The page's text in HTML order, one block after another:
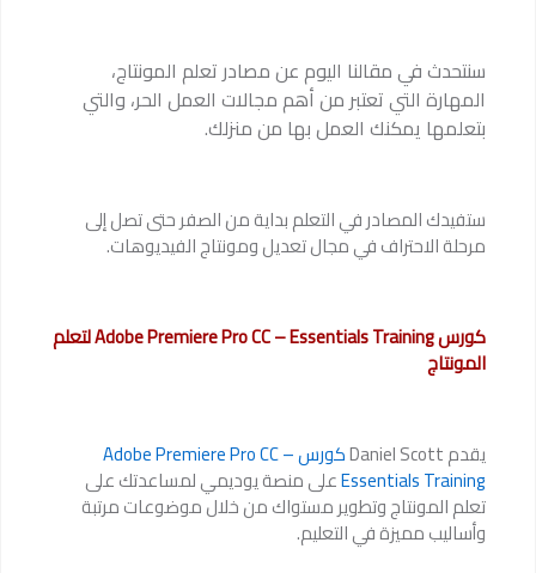
سنتحدث في مقالنا اليوم عن مصادر تعلم المونتاج،
المهارة التي تعتبر من أهم مجالات العمل الحر، والتي
بتعلمها يمكنك العمل بها من منزلك.
ستفيدك المصادر في التعلم بداية من الصفر حتى تصل إلى
مرحلة الاحتراف في مجال تعديل ومونتاج الفيديوهات.
كورس Adobe Premiere Pro CC – Essentials Training لتعلم
المونتاج
يقدم Daniel Scott كورس Adobe Premiere Pro CC –
Essentials Trainingعلى منصة يوديمي لمساعدتك على
تعلم المونتاج وتطوير مستواك من خلال موضوعات مرتبة
وأساليب مميزة في التعليم.